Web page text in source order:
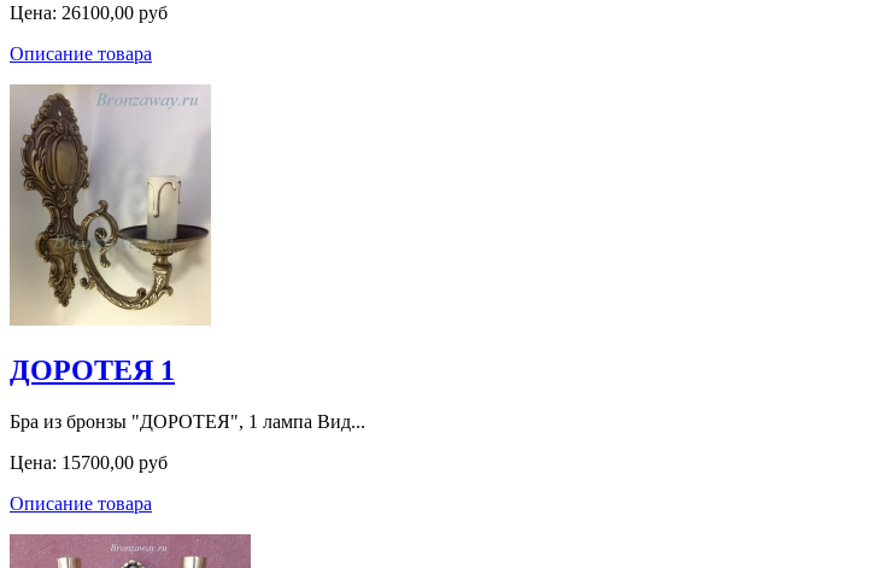
Цена: 26100,00 руб
Описание товара
ДОРОТЕЯ 1
Бра из бронзы "ДОРОТЕЯ", 1 лампа Вид...
Цена: 15700,00 руб
Описание товара